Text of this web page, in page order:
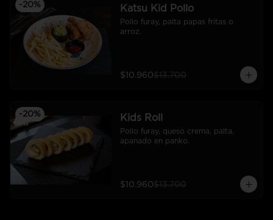
-20% Katsu Kid Pollo
Pollo furay, palta papas fritas o
arroz.
$10.960$13.700
-20% Kids Roll
Pollo furay, queso crema, palta,
apanado en panko.
$10.960$13.700